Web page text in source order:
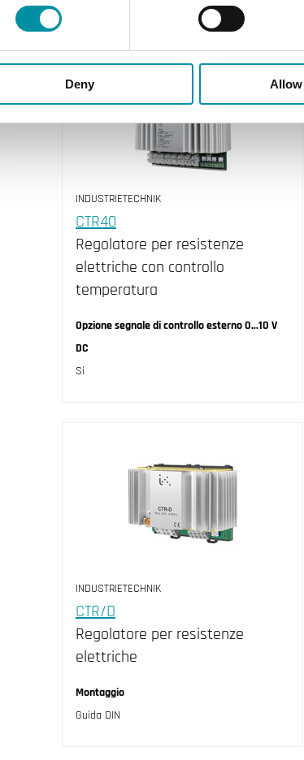
Deny Allow
INDUSTRIETECHNIK
CTR40
Regolatore per resistenze
elettriche con controllo
temperatura
Opzione segnale di controllo esterno 0...10 V
DC
Si
INDUSTRIETECHNIK
CTR/D
Regolatore per resistenze
elettriche
Montaggio
Guida DIN